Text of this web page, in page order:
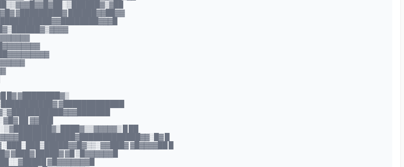
▓█████████▓ ██████▓▓██▓▓
█▓ ▓████████▓▒
▓█████████████
██ ▓▓███
█ ██
█
▓█▓▓▓▓██ █
▓███▓ █████▓ ▓█ ▒█▓▓▓▓▓▓█
▓█▓▓▓▓▓▓▓█